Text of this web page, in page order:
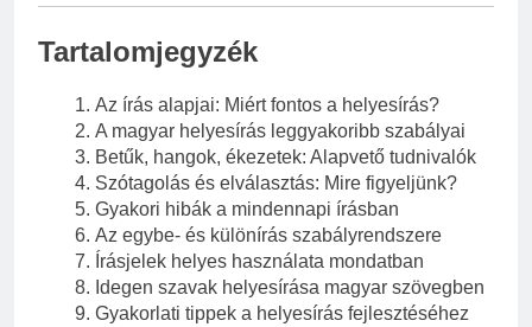
Tartalomjegyzék
Az írás alapjai: Miért fontos a helyesírás?
A magyar helyesírás leggyakoribb szabályai
Betűk, hangok, ékezetek: Alapvető tudnivalók
Szótagolás és elválasztás: Mire figyeljünk?
Gyakori hibák a mindennapi írásban
Az egybe- és különírás szabályrendszere
Írásjelek helyes használata mondatban
Idegen szavak helyesírása magyar szövegben
Gyakorlati tippek a helyesírás fejlesztéséhez